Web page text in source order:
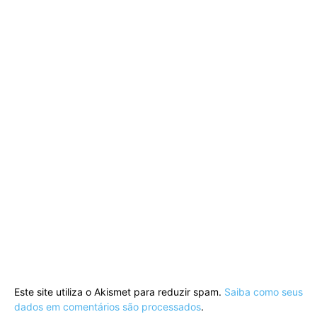
Este site utiliza o Akismet para reduzir spam. Saiba como seus
dados em comentários são processados.